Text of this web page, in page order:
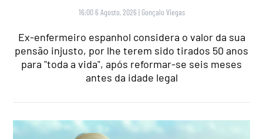
16:00 6 Agosto, 2026 | Gonçalo Viegas
Ex-enfermeiro espanhol considera o valor da sua
pensão injusto, por lhe terem sido tirados 50 anos
para "toda a vida", após reformar-se seis meses
antes da idade legal